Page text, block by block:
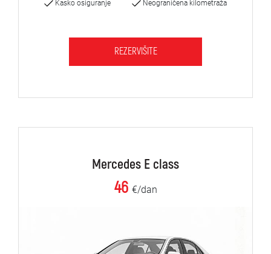
Kasko osiguranje
Neograničena kilometraža
REZERVIŠITE
Mercedes E class
46 €/dan